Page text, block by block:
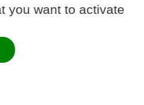
you want to activate